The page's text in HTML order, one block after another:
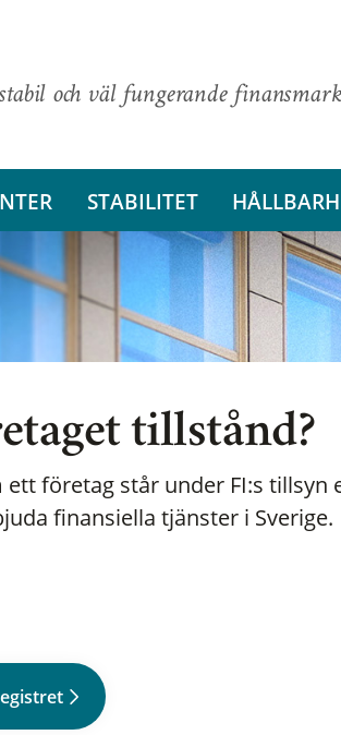
och väl fungerande
STABILITET
tillstånd?
företag står under FI:s tillsyn
finansiella tjänster i Sverige.